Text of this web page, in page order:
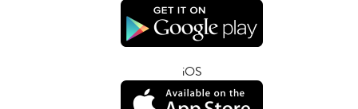
iOS